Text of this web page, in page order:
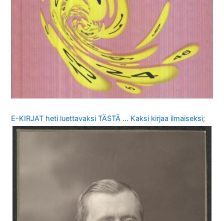
E-KIRJAT heti luettavaksi TÄSTÄ … Kaksi kirjaa ilmaiseksi;